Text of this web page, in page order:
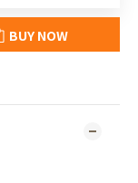
BUY NOW